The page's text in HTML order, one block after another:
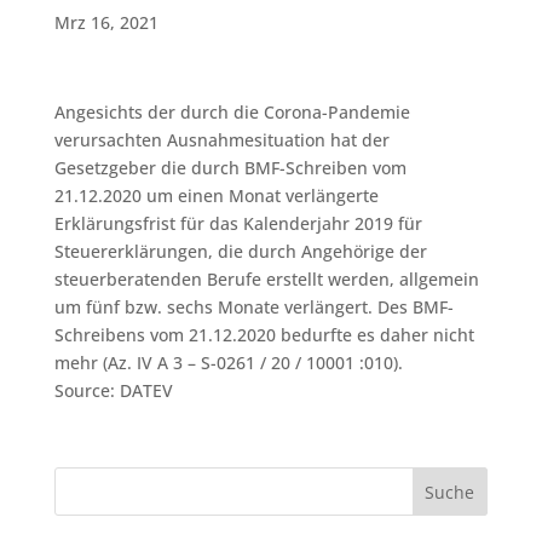
Mrz 16, 2021
Angesichts der durch die Corona-Pandemie
verursachten Ausnahmesituation hat der
Gesetzgeber die durch BMF-Schreiben vom
21.12.2020 um einen Monat verlängerte
Erklärungsfrist für das Kalenderjahr 2019 für
Steuererklärungen, die durch Angehörige der
steuerberatenden Berufe erstellt werden, allgemein
um fünf bzw. sechs Monate verlängert. Des BMF-
Schreibens vom 21.12.2020 bedurfte es daher nicht
mehr (Az. IV A 3 – S-0261 / 20 / 10001 :010).
Source: DATEV